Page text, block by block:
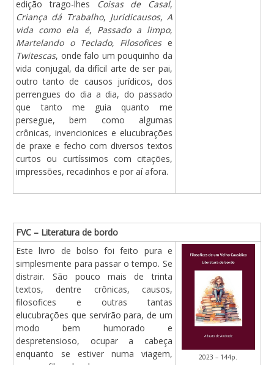
edição trago-lhes
Coisas de Casal,
Criança dá Trabalho, Juridicausos, A
vida como ela é, Passado a limpo,
Martelando o Teclado, Filosoficese
Twitescas, onde falo um pouquinho da
vida conjugal, da difícil arte de ser pai,
outro tanto de causos jurídicos, dos
perrengues do dia a dia, do passado
que tanto me guia quanto me
persegue, bem como algumas
crônicas, invencionices e elucubrações
de praxe e fecho com diversos textos
curtos ou curtíssimos com citações,
impressões, recadinhos e por aí afora.
FVC – Literatura de bordo
Este livro de bolso foi feito pura e
simplesmente para passar o tempo. Se
distrair. São pouco mais de trinta
textos, dentre crônicas, causos,
filosofices e outras tantas
elucubrações que servirão para, de um
modo bem humorado e
despretensioso, ocupar a cabeça
enquanto se estiver numa viagem,
2023 – 144p.